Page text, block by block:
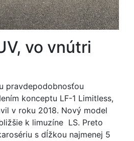
vo vnútri
pravdepodobnosťou
konceptu LF-1 Limitless,
v roku 2018. Nový model
k limuzíne LS. Preto
s dĺžkou najmenej 5